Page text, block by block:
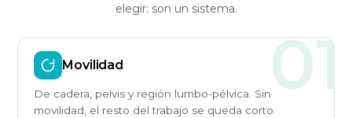
elegir: son un sistema.
01
Movilidad
De cadera, pelvis y región lumbo-pélvica. Sin
movilidad, el resto del trabajo se queda corto.